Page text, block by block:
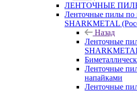
ЛЕНТОЧНЫЕ
Ленточные пилы по
SHARKMETAL
Назад
Ленточные
Ленточные
напайками
Ленточные